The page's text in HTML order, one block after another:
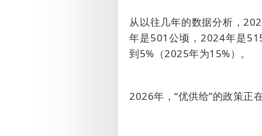
从以往几年的数据分析，
年是501 公顷，2024年是
到5% （2025年为15%）。
2026年，“优供给”的政策正